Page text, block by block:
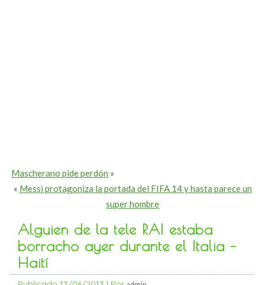
Mascherano pide perdón »
« Messi protagoniza la portada del FIFA 14 y hasta parece un
super hombre
Alguien de la tele RAI estaba
borracho ayer durante el Italia –
Haití